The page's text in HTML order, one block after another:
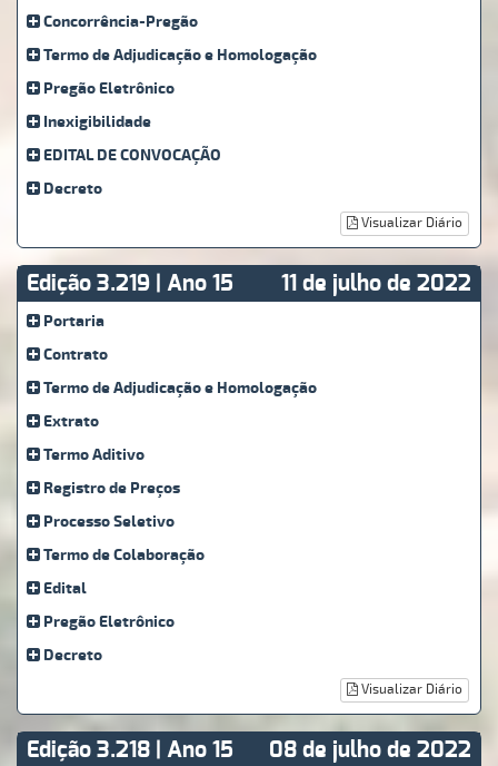
Concorrência-Pregão
Termo de Adjudicação e Homologação
Pregão Eletrônico
Inexigibilidade
EDITAL DE CONVOCAÇÃO
Decreto
Visualizar Diário
Edição 3.219 | Ano 15 11 de julho de 2022
Portaria
Contrato
Termo de Adjudicação e Homologação
Extrato
Termo Aditivo
Registro de Preços
Processo Seletivo
Termo de Colaboração
Edital
Pregão Eletrônico
Decreto
Visualizar Diário
Edição 3.218 | Ano 15 08 de julho de 2022